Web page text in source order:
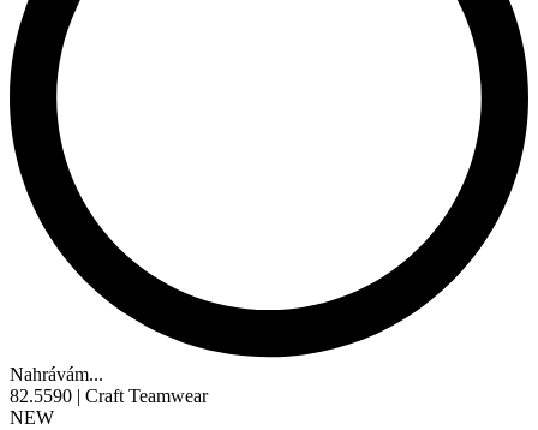
Nahrávám...
82.5590 | Craft Teamwear
NEW